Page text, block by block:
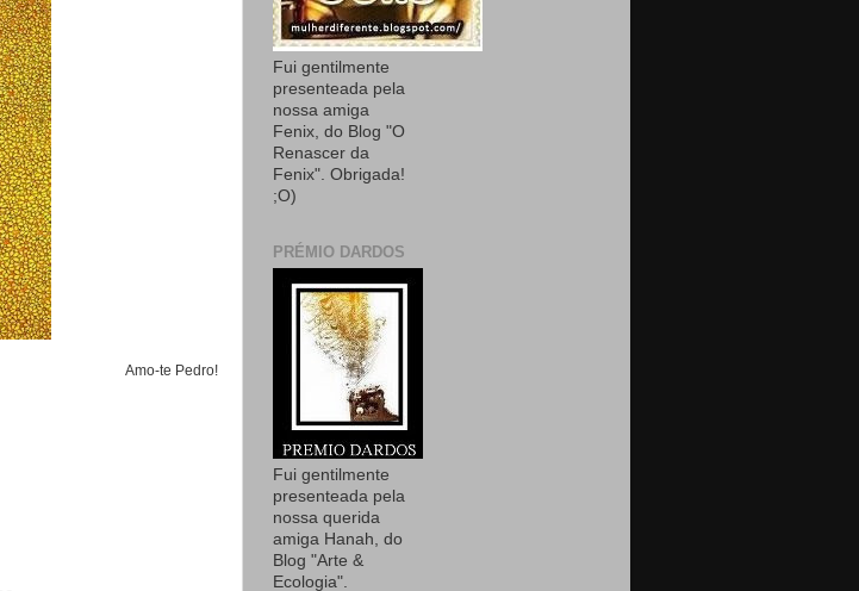
Amo-te Pedro!
Fui gentilmente
presenteada pela
nossa amiga
Fenix, do Blog "O
Renascer da
Fenix". Obrigada!
;O)
PRÉMIO DARDOS
Fui gentilmente
presenteada pela
nossa querida
amiga Hanah, do
Blog "Arte &
Ecologia".